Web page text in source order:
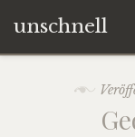
unschnell